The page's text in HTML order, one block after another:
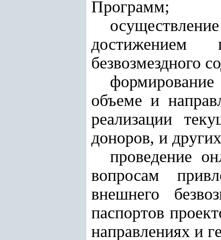
Программ;
достижением
безвозмездного
объеме и
реализации
доноров, и
проведение
вопросам
внешнего
паспортов
направлениях и